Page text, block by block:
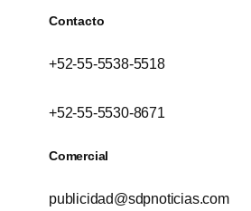
Contacto
+52-55-5538-5518
+52-55-5530-8671
Comercial
publicidad@sdpnoticias.com